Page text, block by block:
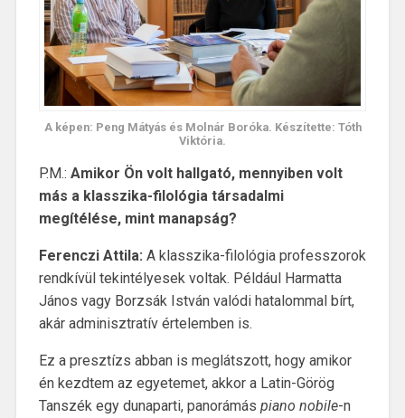
A képen: Peng Mátyás és Molnár Boróka. Készítette: Tóth
Viktória.
P.M.: Amikor Ön volt hallgató, mennyiben volt
más a klasszika-filológia társadalmi
megítélése, mint manapság?
Ferenczi Attila: A klasszika-filológia professzorok
rendkívül tekintélyesek voltak. Például Harmatta
János vagy Borzsák István valódi hatalommal bírt,
akár adminisztratív értelemben is.
Ez a presztízs abban is meglátszott, hogy amikor
én kezdtem az egyetemet, akkor a Latin-Görög
Tanszék egy dunaparti, panorámás piano nobile-n